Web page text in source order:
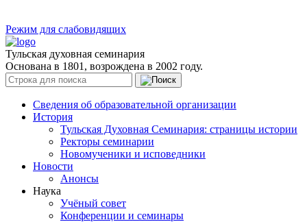
Режим для слабовидящих
Тульская духовная семинария
Основана в 1801, возрождена в 2002 году.
Сведения об образовательной организации
История
Тульская Духовная Семинария: страницы истории
Ректоры семинарии
Новомученики и исповедники
Новости
Анонсы
Наука
Учёный совет
Конференции и семинары